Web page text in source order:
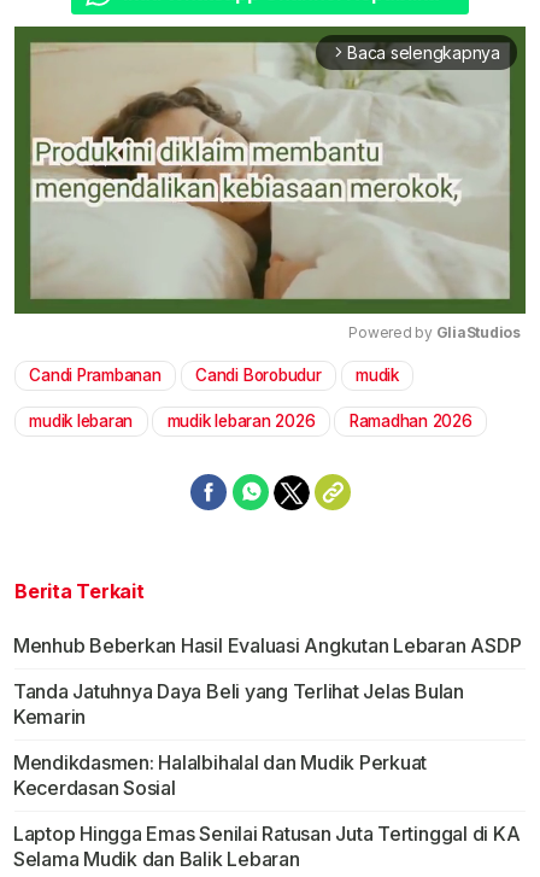
arrow_forward_ios Baca selengkapnya
Powered by GliaStudios
Candi Prambanan Candi Borobudur mudik
mudik lebaran mudik lebaran 2026 Ramadhan 2026
Berita Terkait
Menhub Beberkan Hasil Evaluasi Angkutan Lebaran ASDP
Tanda Jatuhnya Daya Beli yang Terlihat Jelas Bulan
Kemarin
Mendikdasmen: Halalbihalal dan Mudik Perkuat
Kecerdasan Sosial
Laptop Hingga Emas Senilai Ratusan Juta Tertinggal di KA
Selama Mudik dan Balik Lebaran